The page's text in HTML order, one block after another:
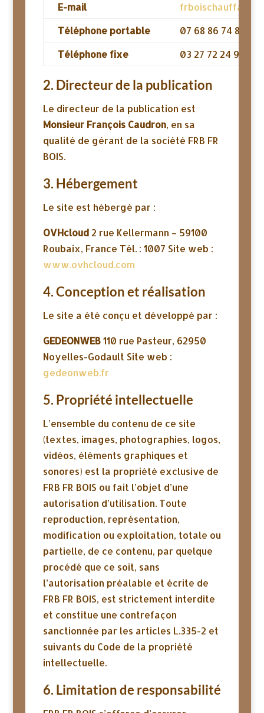
E-mail
Téléphone portable
07 68 86 74 85
Téléphone fixe
03 27 72 24 97
2. Directeur de la publication
Le directeur de la publication est
Monsieur François Caudron, en sa
qualité de gérant de la société FRB FR
BOIS.
3. Hébergement
Le site est hébergé par :
OVHcloud2 rue Kellermann – 59100
Roubaix, France Tél. : 1007 Site web :
www.ovhcloud.com
4. Conception et réalisation
Le site a été conçu et développé par :
GEDEONWEB110 rue Pasteur, 62950
Noyelles-Godault Site web :
gedeonweb.fr
5. Propriété intellectuelle
L’ensemble du contenu de ce site
(textes, images, photographies, logos,
vidéos, éléments graphiques et
sonores) est la propriété exclusive de
FRB FR BOIS ou fait l’objet d’une
autorisation d’utilisation. Toute
reproduction, représentation,
modification ou exploitation, totale ou
partielle, de ce contenu, par quelque
procédé que ce soit, sans
l’autorisation préalable et écrite de
FRB FR BOIS, est strictement interdite
et constitue une contrefaçon
sanctionnée par les articles L.335-2 et
suivants du Code de la propriété
intellectuelle.
6. Limitation de responsabilité